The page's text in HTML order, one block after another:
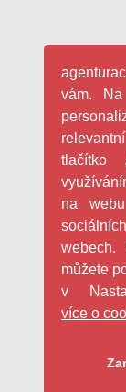
vám.
tlačítko
na
můžete
v
více o